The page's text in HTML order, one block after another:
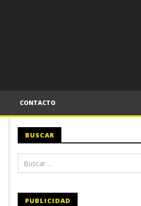
CONTACTO
BUSCAR
PUBLICIDAD